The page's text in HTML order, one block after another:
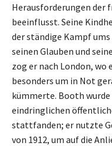
Herausforderungen der
beeinflusst. Seine
der ständige Kampf
seinen Glauben und
zog er nach London, wo
besonders um in Not
kümmerte. Booth
eindringlichen
stattfanden; er nutzte
von 1912, um auf die